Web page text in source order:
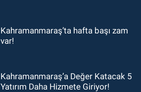
Kahramanmaraş’ta hafta başı zam
var!
Kahramanmaraş’a Değer Katacak 5
Yatırım Daha Hizmete Giriyor!